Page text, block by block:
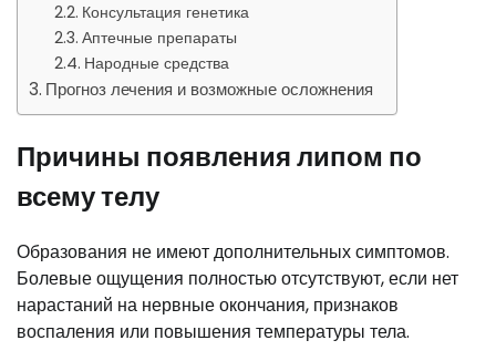
Консультация генетика
Аптечные препараты
Народные средства
Прогноз лечения и возможные осложнения
Причины появления липом по
всему телу
Образования не имеют дополнительных симптомов.
Болевые ощущения полностью отсутствуют, если нет
нарастаний на нервные окончания, признаков
воспаления или повышения температуры тела.